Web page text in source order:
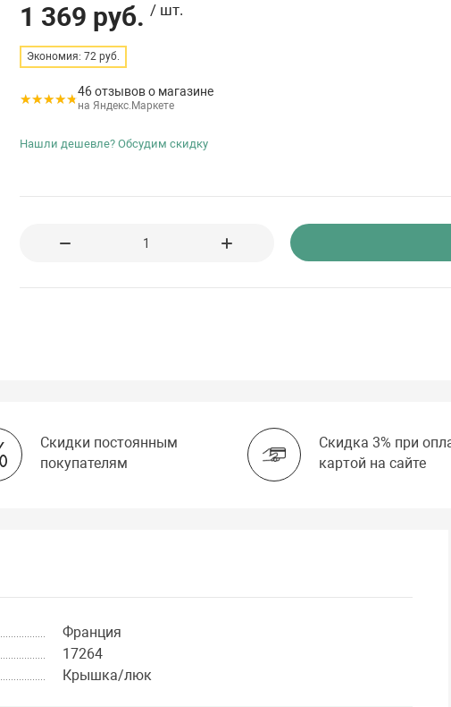
1 369 руб. / шт.
Экономия: 72 руб.
46 отзывов о магазине
на Яндекс.Маркете
Нашли дешевле? Обсудим скидку
Скидки постоянным
покупателям
Скидка 3% при
картой на сайте
Франция
17264
Крышка/люк